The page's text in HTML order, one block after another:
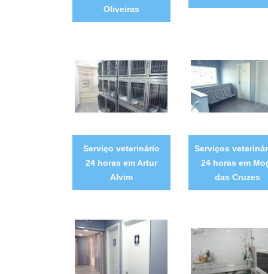
Oliveiras
Serviço veterinário
24 horas em Artur
Alvim
Serviços
24 horas em
das Cruzes